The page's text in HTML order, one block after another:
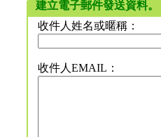
建立電子郵件發送資料。
收件人姓名或暱稱：
收件人EMAIL：